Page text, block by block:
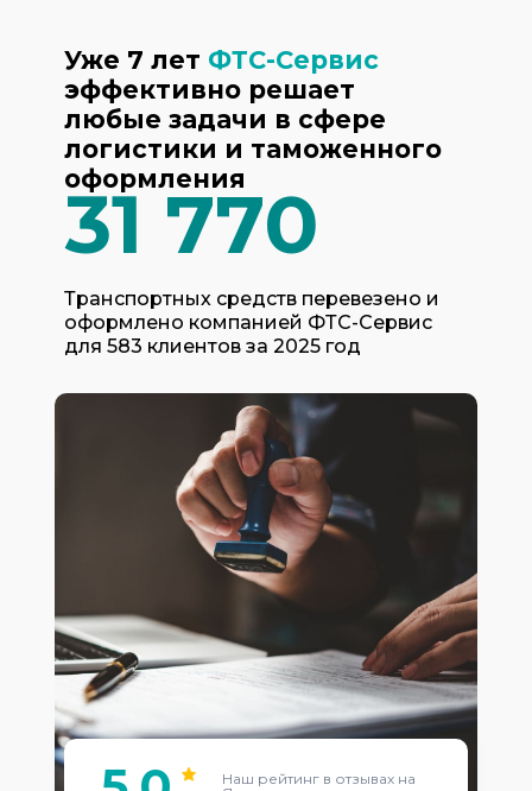
Наш рейтинг в отзывах на
Транспортных средств перевезено и
оформлено компанией ФТС-Сервис
для 583 клиентов за 2025 год
31 770
Уже 7 лет ФТС-Сервис
эффективно решает
любые задачи в сфере
логистики и таможенного
оформления